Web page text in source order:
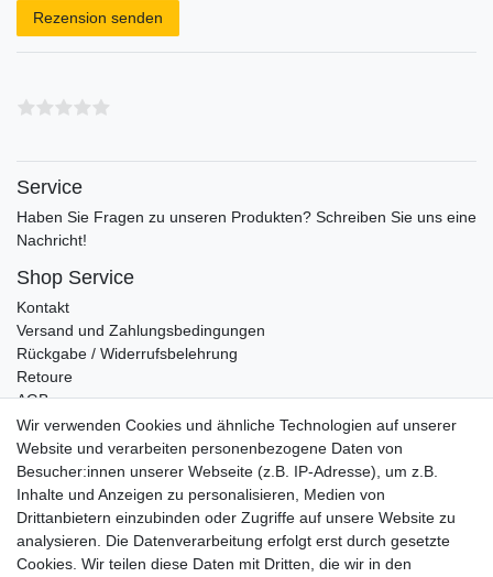
Rezension senden
Service
Haben Sie Fragen zu unseren Produkten? Schreiben Sie uns eine
Nachricht!
Shop Service
Kontakt
Versand und Zahlungsbedingungen
Rückgabe / Widerrufsbelehrung
Retoure
AGB
Vertrag widerrufen
Informationen
Datenschutz
Impressum
Wir verwenden Cookies und ähnliche Technologien auf unserer
Website und verarbeiten personenbezogene Daten von
Besucher:innen unserer Webseite (z.B. IP-Adresse), um z.B.
Inhalte und Anzeigen zu personalisieren, Medien von
Drittanbietern einzubinden oder Zugriffe auf unsere Website zu
analysieren. Die Datenverarbeitung erfolgt erst durch gesetzte
Cookies. Wir teilen diese Daten mit Dritten, die wir in den